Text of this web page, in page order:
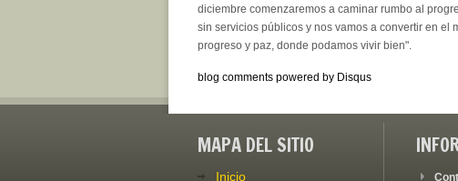
diciembre comenzaremos a caminar rumbo al
sin servicios públicos y nos vamos a convertir en el
progreso y paz, donde podamos vivir bien".
blog comments powered by Disqus
MAPA DEL SITIO
Inicio